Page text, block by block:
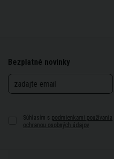
Bezplatné novinky
Súhlasím s podmienkami používania
ochranou osobných údajov